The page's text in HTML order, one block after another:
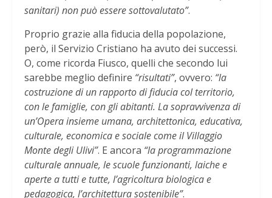
sanitari) non può essere sottovalutato”.
Proprio grazie alla fiducia della popolazione,
però, il Servizio Cristiano ha avuto dei successi.
O, come ricorda Fiusco, quelli che secondo lui
sarebbe meglio definire “risultati”, ovvero: “la
costruzione di un rapporto di fiducia col territorio,
con le famiglie, con gli abitanti. La sopravvivenza di
un’Opera insieme umana, architettonica, educativa,
culturale, economica e sociale come il Villaggio
Monte degli Ulivi”. E ancora “la programmazione
culturale annuale, le scuole funzionanti, laiche e
aperte a tutti e tutte, l’agricoltura biologica e
pedagogica, l’architettura sostenibile”.